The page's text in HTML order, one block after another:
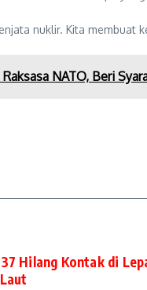
nuklir. Kita membuat
NATO, Beri
Hilang Kontak di